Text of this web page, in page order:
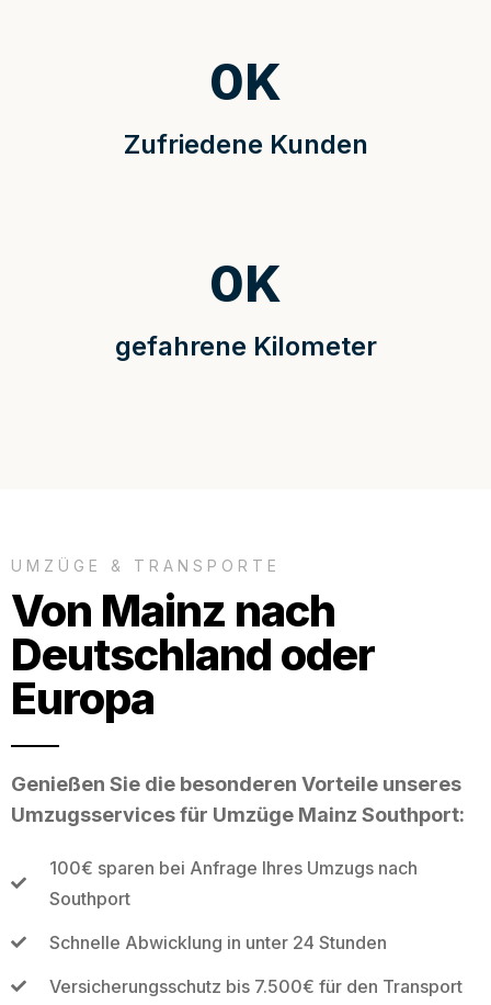
Zufriedene Kunden
0K
gefahrene Kilometer
0K
UMZÜGE & TRANSPORTE
Von Mainz nach
Deutschland oder
Europa
Genießen Sie die besonderen Vorteile unseres
Umzugsservices für Umzüge Mainz Southport:
100€ sparen bei Anfrage Ihres Umzugs nach
Southport
Schnelle Abwicklung in unter 24 Stunden
Versicherungsschutz bis 7.500€ für den Transport